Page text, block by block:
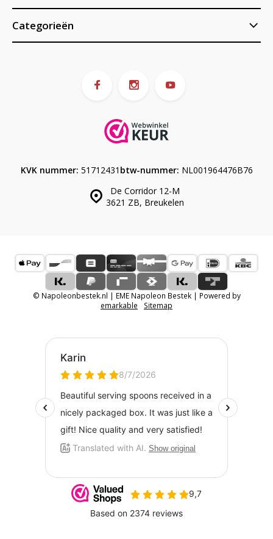
Categorieën
De Corridor 12-M
3621 ZB, Breukelen
KVK nummer: 51712431 btw-nummer: NL001964476B76
© Napoleonbestek.nl | EME Napoleon Bestek | Powered by
emarkable
Sitemap